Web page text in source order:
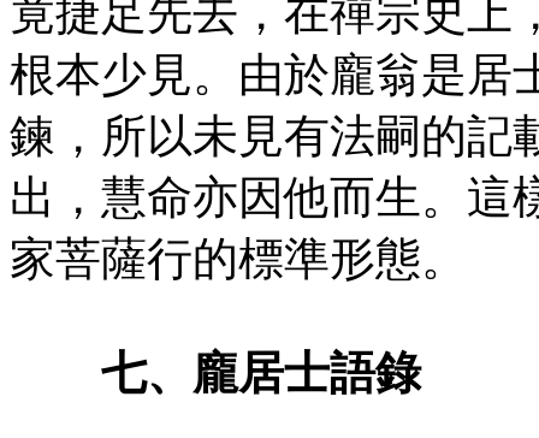
竟捷足先去，在禪宗史上
根本少見。由於龐翁是居
鍊，所以未見有法嗣的記
出，慧命亦因他而生。這
家菩薩行的標準形態。
七、龐居士語錄